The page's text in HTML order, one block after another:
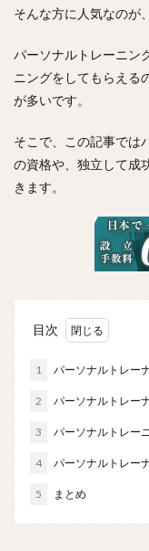
そんな方に人気なのが
パーソナルトレーニン
ニングをしてもらえる
が多いです。
そこで、この記事では
の資格や、独立して成
きます。
目次
1 パーソナルトレー
2 パーソナルトレー
3 パーソナルトレー
4 パーソナルトレー
5 まとめ